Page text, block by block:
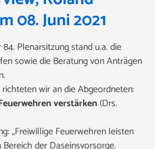
08. Juni 2021
Plenarsitzung stand u.a. die
sowie die Beratung von Anträgen
richteten wir an die Abgeordneten:
verstärken(Drs.
„Freiwillige Feuerwehren leisten
der Daseinsvorsorge.